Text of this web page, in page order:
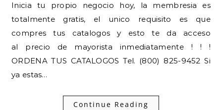
Inicia tu propio negocio hoy, la membresia es
totalmente gratis, el unico requisito es que
compres tus catalogos y esto te da acceso
al precio de mayorista inmediatamente ! ! !
ORDENA TUS CATALOGOS Tel. (800) 825-9452 Si
ya estas…
Continue Reading